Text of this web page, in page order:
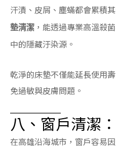
汗漬、皮屑、塵蟎都會累積
墊清潔 ，能透過專業高溫殺
中的隱藏汙染源。
乾淨的床墊不僅能延長使用
免過敏與皮膚問題。
八、窗戶清潔
在高雄沿海城市，窗戶容易